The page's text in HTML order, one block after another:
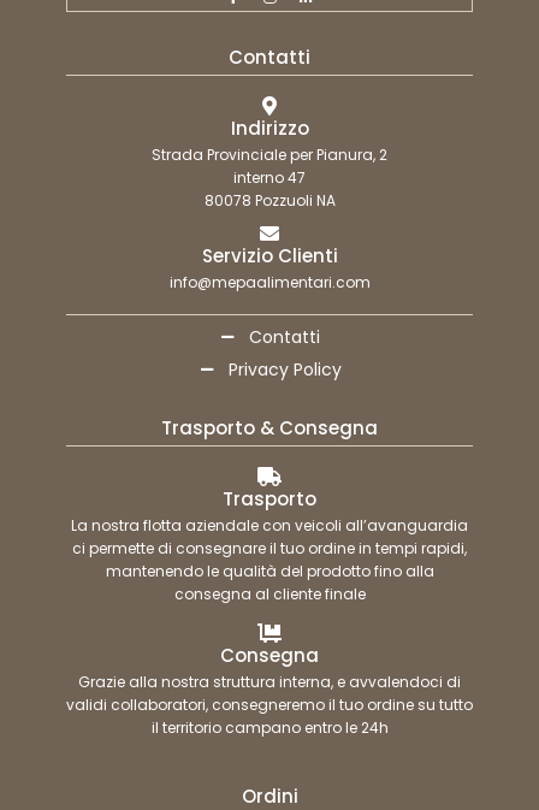
Contatti
Indirizzo
Strada Provinciale per Pianura, 2
interno 47
80078 Pozzuoli NA
Servizio Clienti
info@mepaalimentari.com
Contatti
Privacy Policy
Trasporto & Consegna
Trasporto
La nostra flotta aziendale con veicoli all’avanguardia
ci permette di consegnare il tuo ordine in tempi rapidi,
mantenendo le qualità del prodotto fino alla
consegna al cliente finale
Consegna
Grazie alla nostra struttura interna, e avvalendoci di
validi collaboratori, consegneremo il tuo ordine su tutto
il territorio campano entro le 24h
Ordini